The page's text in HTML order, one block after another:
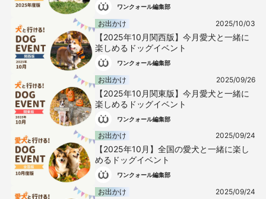
ワンクォール編集部
お出かけ 2025/10/03
【2025年10月関西版】今月愛犬と一緒に
楽しめるドッグイベント
ワンクォール編集部
お出かけ 2025/09/26
【2025年10月関東版】今月愛犬と一緒に
楽しめるドッグイベント
ワンクォール編集部
お出かけ 2025/09/24
【2025年10月】全国の愛犬と一緒に楽し
めるドッグイベント
ワンクォール編集部
お出かけ 2025/09/24